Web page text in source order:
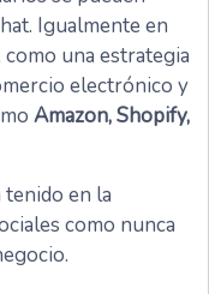
Igualmente en
como una estrategia
electrónico y
Amazon, Shopify,
en la
como nunca